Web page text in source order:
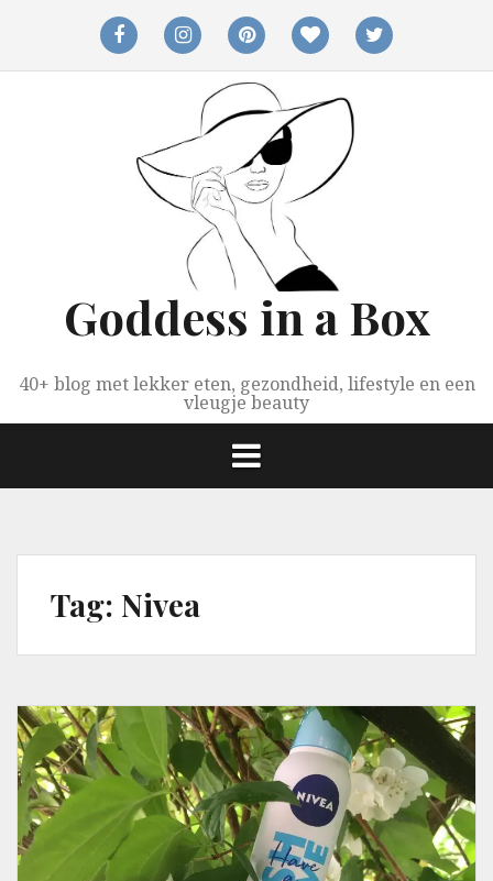
facebookinstagrampinterestbloglovintwitter
Goddess in a Box
40+ blog met lekker eten, gezondheid, lifestyle en een
vleugje beauty
Tag: Nivea